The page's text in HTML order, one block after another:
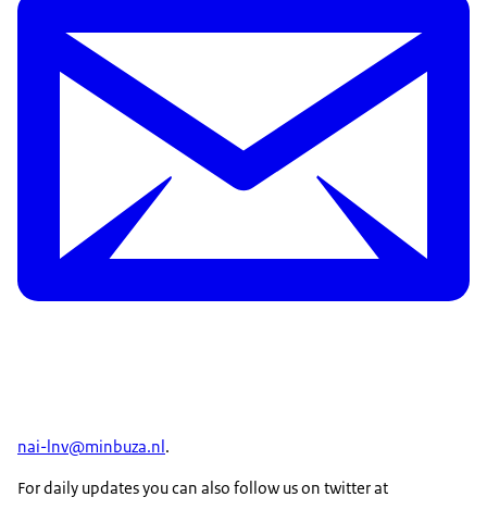
nai-lnv@minbuza.nl.
For daily updates you can also follow us on twitter at